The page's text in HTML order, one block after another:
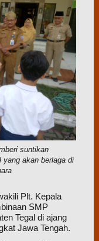
suntikan
yang akan berlaga di
Plt. Kepala
SMP
Tegal di ajang
Jawa Tengah.